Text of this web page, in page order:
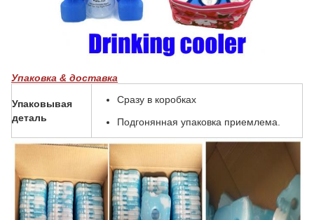
Упаковка & доставка
Упаковывая
деталь
Сразу в коробках
Подгонянная упаковка приемлема.